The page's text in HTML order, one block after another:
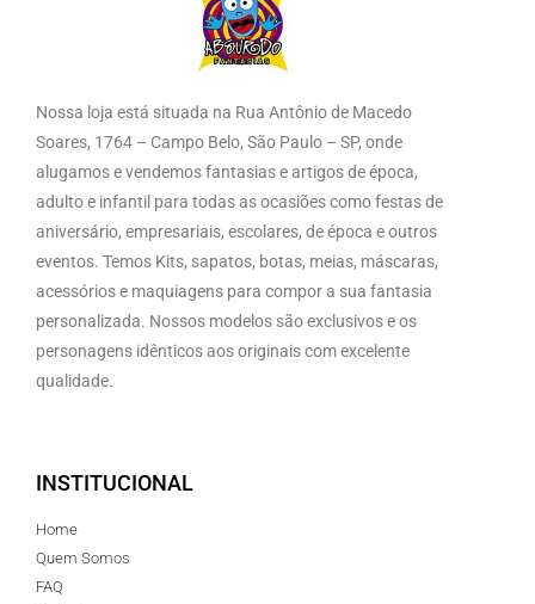
Nossa loja está situada na Rua Antônio de Macedo
Soares, 1764 – Campo Belo, São Paulo – SP, onde
alugamos e vendemos fantasias e artigos de época,
adulto e infantil para todas as ocasiões como festas de
aniversário, empresariais, escolares, de época e outros
eventos. Temos Kits, sapatos, botas, meias, máscaras,
acessórios e maquiagens para compor a sua fantasia
personalizada. Nossos modelos são exclusivos e os
personagens idênticos aos originais com excelente
qualidade.
INSTITUCIONAL
Home
Quem Somos
FAQ